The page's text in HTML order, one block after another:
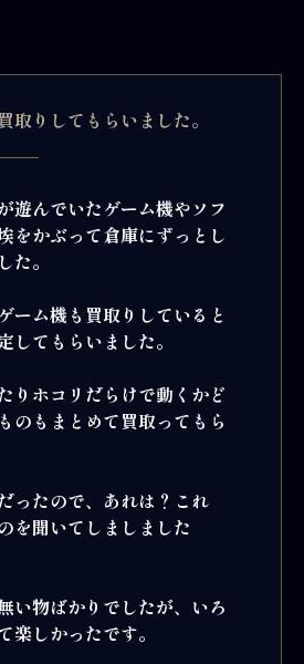
取りしてもらいました。
遊んでいたゲーム機やソフ
をかぶって倉庫にずっとし
た。
ーム機も買取りしていると
してもらいました。
りホコリだらけで動くかど
のもまとめて買取ってもら
ったので、あれは？これ
を聞いてしましました
い物ばかりでしたが、いろ
楽しかったです。